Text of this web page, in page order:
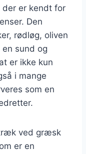
er kendt for
Den
rødløg, oliven
sund og
er ikke kun
i mange
som en
ved græsk
er en